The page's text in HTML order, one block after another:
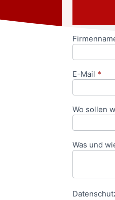
E-Mail *
Wo sollen
Was und